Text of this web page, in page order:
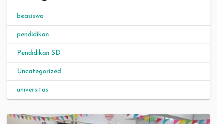
beasiswa
pendidikan
Pendidikan SD
Uncategorized
universitas